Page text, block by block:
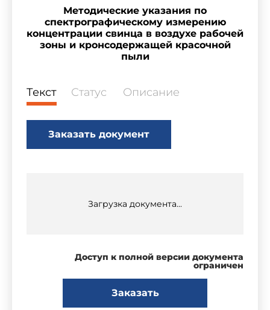
Методические указания по
спектрографическому измерению
концентрации свинца в воздухе рабочей
зоны и кронсодержащей красочной
пыли
Текст Статус Описание
Заказать документ
Загрузка документа...
Доступ к полной версии документа
ограничен
Заказать